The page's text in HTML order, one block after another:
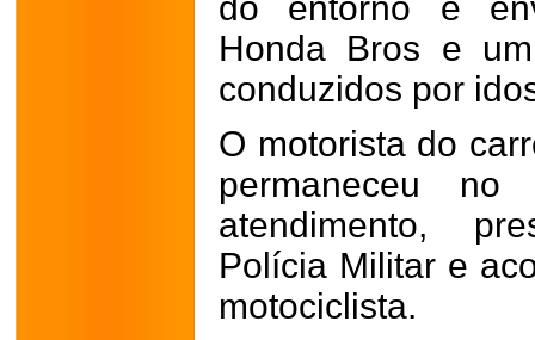
Honda Bros e
conduzidos por
O motorista do
permaneceu
atendimento,
Polícia Militar e
motociclista.